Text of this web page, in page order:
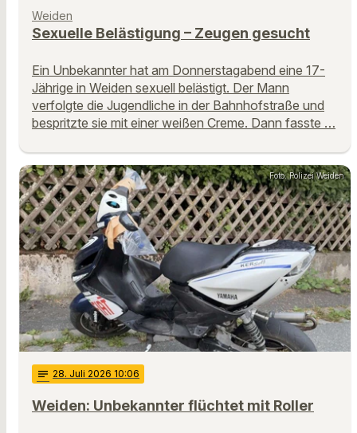
Weiden
Sexuelle Belästigung – Zeugen gesucht
Ein Unbekannter hat am Donnerstagabend eine 17-
Jährige in Weiden sexuell belästigt. Der Mann
verfolgte die Jugendliche in der Bahnhofstraße und
bespritzte sie mit einer weißen Creme. Dann fasste …
Foto: Polizei Weiden
notes 28. Juli 2026 10:06
Weiden: Unbekannter flüchtet mit Roller